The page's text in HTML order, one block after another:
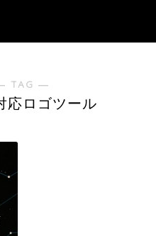
TAG ―
応ロゴツール